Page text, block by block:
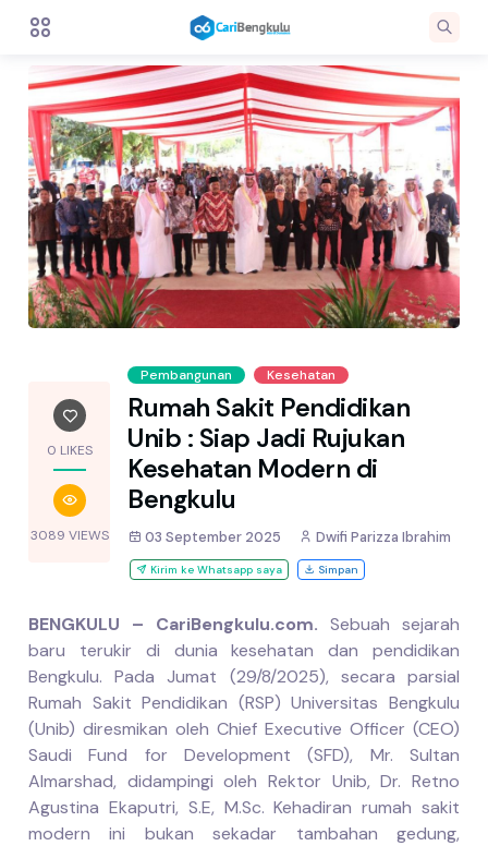
0 LIKES
3089 VIEWS
Pembangunan Kesehatan
Rumah Sakit Pendidikan
Unib : Siap Jadi Rujukan
Kesehatan Modern di
Bengkulu
03 September 2025 Dwifi Parizza Ibrahim
Kirim ke Whatsapp saya Simpan
BENGKULU – CariBengkulu.com. Sebuah sejarah
baru terukir di dunia kesehatan dan pendidikan
Bengkulu. Pada Jumat (29/8/2025), secara parsial
Rumah Sakit Pendidikan (RSP) Universitas Bengkulu
(Unib) diresmikan oleh Chief Executive Officer (CEO)
Saudi Fund for Development (SFD), Mr. Sultan
Almarshad, didampingi oleh Rektor Unib, Dr. Retno
Agustina Ekaputri, S.E, M.Sc. Kehadiran rumah sakit
modern ini bukan sekadar tambahan gedung,